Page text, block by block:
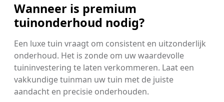
Wanneer is premium
tuinonderhoud nodig?
Een luxe tuin vraagt om consistent en uitzonderlijk
onderhoud. Het is zonde om uw waardevolle
tuininvestering te laten verkommeren. Laat een
vakkundige tuinman uw tuin met de juiste
aandacht en precisie onderhouden.